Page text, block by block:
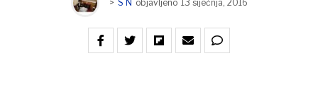
> S N objavljeno 13 siječnja, 2016